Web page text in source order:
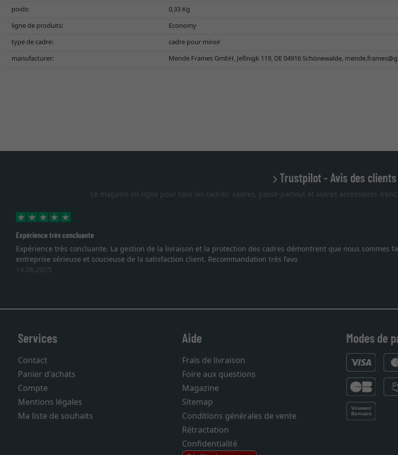
poids:
0,33 Kg
ligne de produits:
Economy
type de cadre:
cadre pour miroir
manufacturer:
Mende Frames GmbH, Jeßnigk 119, DE 04916 Schönewalde,
Trustpilot - Avis des clients
Le magasin en ligne pour tous les cadres: cadres, passe-partout et autres accessoires
Expérience très concluante
Expérience très concluante. La gestion de la livraison et la protection des cadres démontrent que nous sommes
entreprise sérieuse et soucieuse de la satisfaction client. Recommandation très favo
14.06.2025
Services
Contact
Panier d'achats
Compte
Mentions légales
Ma liste de souhaits
Aide
Frais de livraison
Foire aux questions
Magazine
Sitemap
Conditions générales de vente
Rétractation
Confidentialité
Modes de